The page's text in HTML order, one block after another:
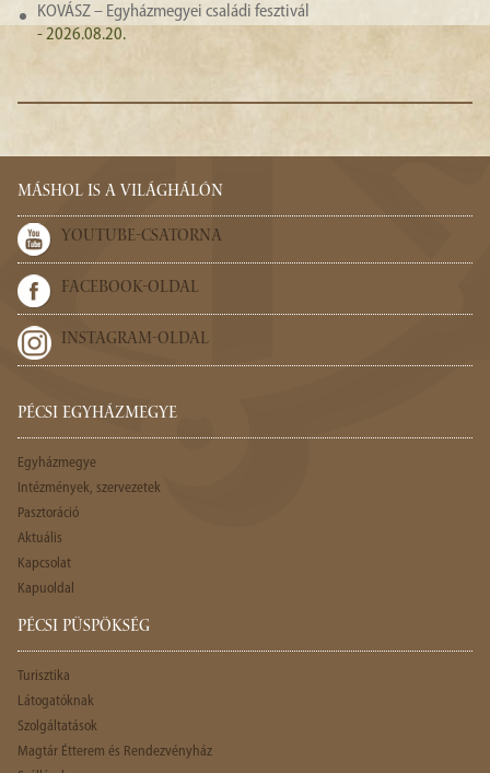
KOVÁSZ – Egyházmegyei családi fesztivál
- 2026.08.20.
MÁSHOL IS A VILÁGHÁLÓN
YOUTUBE-CSATORNA
FACEBOOK-OLDAL
INSTAGRAM-OLDAL
PÉCSI EGYHÁZMEGYE
Egyházmegye
Intézmények, szervezetek
Pasztoráció
Aktuális
Kapcsolat
Kapuoldal
PÉCSI PÜSPÖKSÉG
Turisztika
Látogatóknak
Szolgáltatások
Magtár Étterem és Rendezvényház